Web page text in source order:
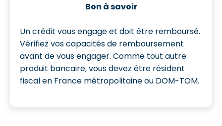
Bon à savoir
Un crédit vous engage et doit être remboursé.
Vérifiez vos capacités de remboursement
avant de vous engager. Comme tout autre
produit bancaire, vous devez être résident
fiscal en France métropolitaine ou DOM-TOM.